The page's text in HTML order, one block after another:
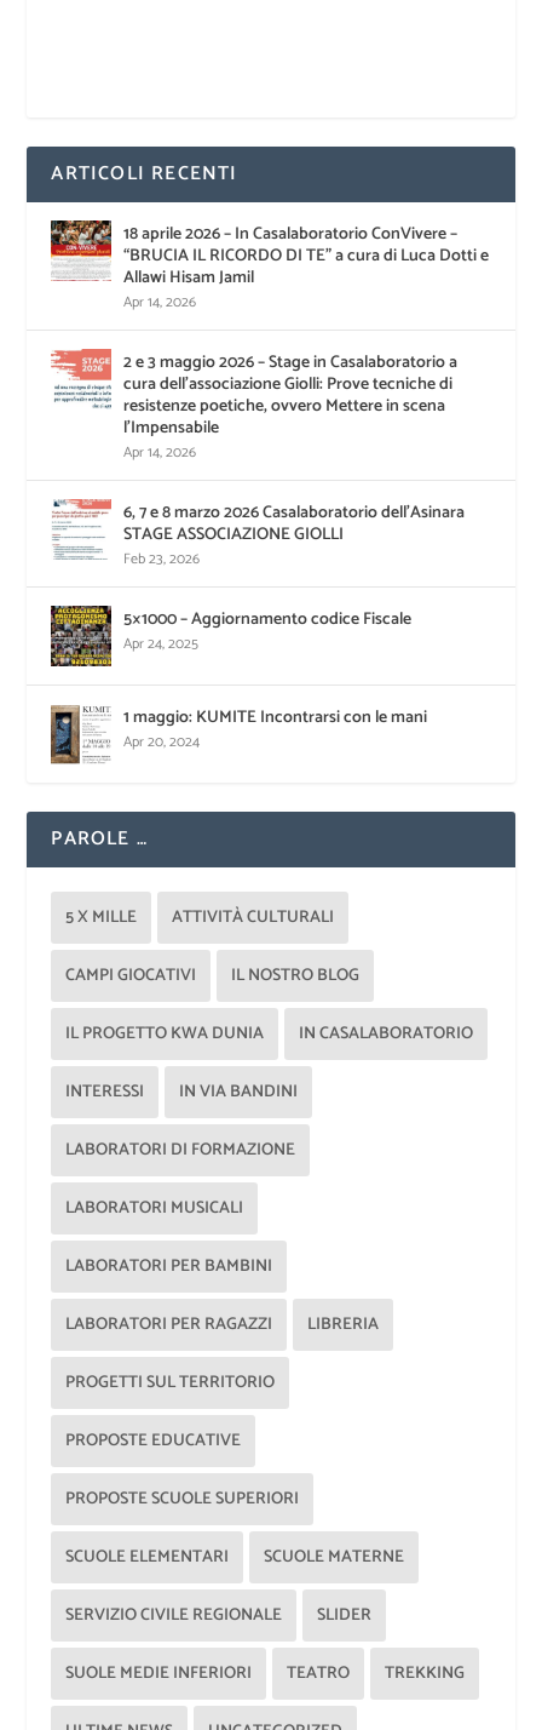
ARTICOLI RECENTI
18 aprile 2026 – In Casalaboratorio ConVivere –
“BRUCIA IL RICORDO DI TE” a cura di Luca Dotti e
Allawi Hisam Jamil
Apr 14, 2026
2 e 3 maggio 2026 – Stage in Casalaboratorio a
cura dell’associazione Giolli: Prove tecniche di
resistenze poetiche, ovvero Mettere in scena
l’Impensabile
Apr 14, 2026
6, 7 e 8 marzo 2026 Casalaboratorio dell’Asinara
STAGE ASSOCIAZIONE GIOLLI
Feb 23, 2026
5×1000 – Aggiornamento codice Fiscale
Apr 24, 2025
1 maggio: KUMITE Incontrarsi con le mani
Apr 20, 2024
PAROLE …
5 X MILLE ATTIVITÀ CULTURALI
CAMPI GIOCATIVI IL NOSTRO BLOG
IL PROGETTO KWA DUNIA IN CASALABORATORIO
INTERESSI IN VIA BANDINI
LABORATORI DI FORMAZIONE
LABORATORI MUSICALI
LABORATORI PER BAMBINI
LABORATORI PER RAGAZZI LIBRERIA
PROGETTI SUL TERRITORIO
PROPOSTE EDUCATIVE
PROPOSTE SCUOLE SUPERIORI
SCUOLE ELEMENTARI SCUOLE MATERNE
SERVIZIO CIVILE REGIONALE SLIDER
SUOLE MEDIE INFERIORI TEATRO TREKKING